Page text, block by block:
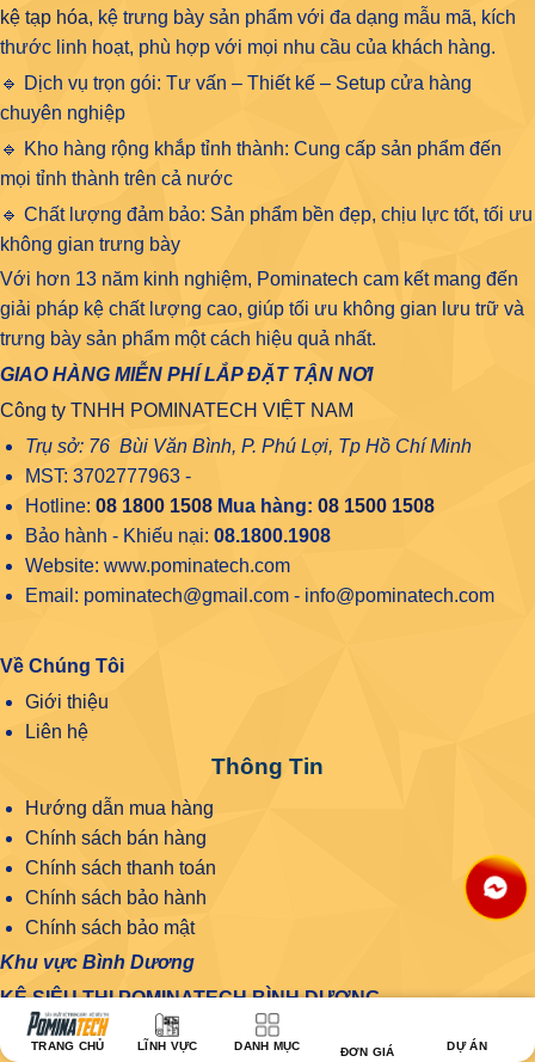
kệ tạp hóa, kệ trưng bày sản phẩm với đa dạng mẫu mã, kích
thước linh hoạt, phù hợp với mọi nhu cầu của khách hàng.
🔹 Dịch vụ trọn gói: Tư vấn – Thiết kế – Setup cửa hàng
chuyên nghiệp
🔹 Kho hàng rộng khắp tỉnh thành: Cung cấp sản phẩm đến
mọi tỉnh thành trên cả nước
🔹 Chất lượng đảm bảo: Sản phẩm bền đẹp, chịu lực tốt, tối ưu
không gian trưng bày
Với hơn 13 năm kinh nghiệm, Pominatech cam kết mang đến
giải pháp kệ chất lượng cao, giúp tối ưu không gian lưu trữ và
trưng bày sản phẩm một cách hiệu quả nhất.
GIAO HÀNG MIỄN PHÍ LẮP ĐẶT TẬN NƠI
Công ty TNHH POMINATECH VIỆT NAM
Trụ sở: 76 Bùi Văn Bình, P. Phú Lợi, Tp Hồ Chí Minh
MST: 3702777963 -
Hotline: 08 1800 1508Mua hàng: 08 1500 1508
Bảo hành - Khiếu nại: 08.1800.1908
Website: www.pominatech.com
Email: pominatech@gmail.com - info@pominatech.com
Về Chúng Tôi
Giới thiệu
Liên hệ
Thông Tin
Hướng dẫn mua hàng
Chính sách bán hàng
Chính sách thanh toán
Chính sách bảo hành
Chính sách bảo mật
Khu vực Bình Dương
KỆ SIÊU THỊ POMINATECH BÌNH DƯƠNG
Địa chỉ: 76 Bùi Văn Bình, Phú Lợi, Thủ Dầu Một, Bình
TRANG CHỦ LĨNH VỰC DANH MỤC ĐƠN GIÁ DỰ ÁN